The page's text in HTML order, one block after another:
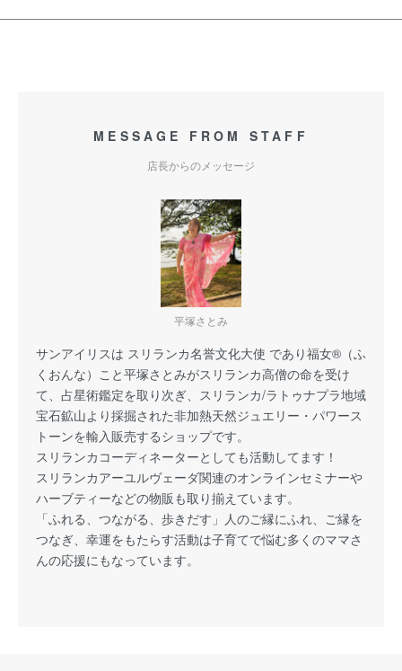
MESSAGE FROM STAFF
店長からのメッセージ
平塚さとみ
サンアイリスは スリランカ名誉文化大使 であり福女®（ふ
くおんな）こと平塚さとみがスリランカ高僧の命を受け
て、占星術鑑定を取り次ぎ、スリランカ/ラトゥナプラ地域
宝石鉱山より採掘された非加熱天然ジュエリー・パワース
トーンを輸入販売するショップです。
スリランカコーディネーターとしても活動してます！
スリランカアーユルヴェーダ関連のオンラインセミナーや
ハーブティーなどの物販も取り揃えています。
「ふれる、つながる、歩きだす」人のご縁にふれ、ご縁を
つなぎ、幸運をもたらす活動は子育てで悩む多くのママさ
んの応援にもなっています。